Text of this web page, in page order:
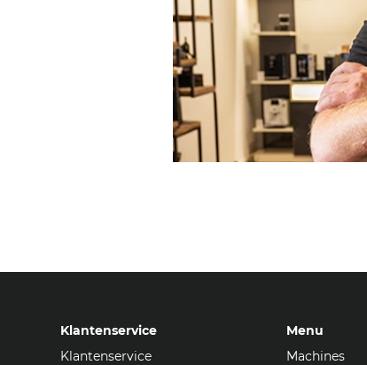
Klantenservice
Klantenservice
Menu
Machines